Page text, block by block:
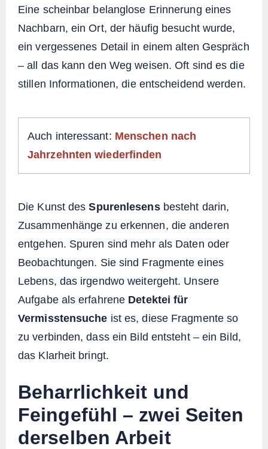
Eine scheinbar belanglose Erinnerung eines
Nachbarn, ein Ort, der häufig besucht wurde,
ein vergessenes Detail in einem alten Gespräch
– all das kann den Weg weisen. Oft sind es die
stillen Informationen, die entscheidend werden.
Auch interessant: Menschen nach
Jahrzehnten wiederfinden
Die Kunst desSpurenlesensbesteht darin,
Zusammenhänge zu erkennen, die anderen
entgehen. Spuren sind mehr als Daten oder
Beobachtungen. Sie sind Fragmente eines
Lebens, das irgendwo weitergeht. Unsere
Aufgabe als erfahrene Detektei für
Vermisstensuche ist es, diese Fragmente so
zu verbinden, dass ein Bild entsteht – ein Bild,
das Klarheit bringt.
Beharrlichkeit und
Feingefühl – zwei Seiten
derselben Arbeit